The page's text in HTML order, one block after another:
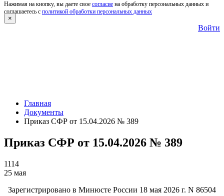
Нажимая на кнопку, вы даете свое согласие на обработку персональных данных и
соглашаетесь с политикой обработки персональных данных
×
Войти
Главная
Документы
Приказ СФР от 15.04.2026 № 389
Приказ СФР от 15.04.2026 № 389
1114
25 мая
Зарегистрировано в Минюсте России 18 мая 2026 г. N 86504